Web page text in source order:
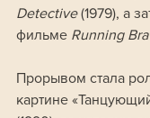
Detective (1979), а
фильме Running
Прорывом стала
картине